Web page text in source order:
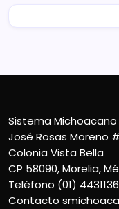
Sistema Michoacano
José Rosas Moreno
Colonia Vista Bella
CP 58090, Morelia,
Teléfono (01)
Contacto